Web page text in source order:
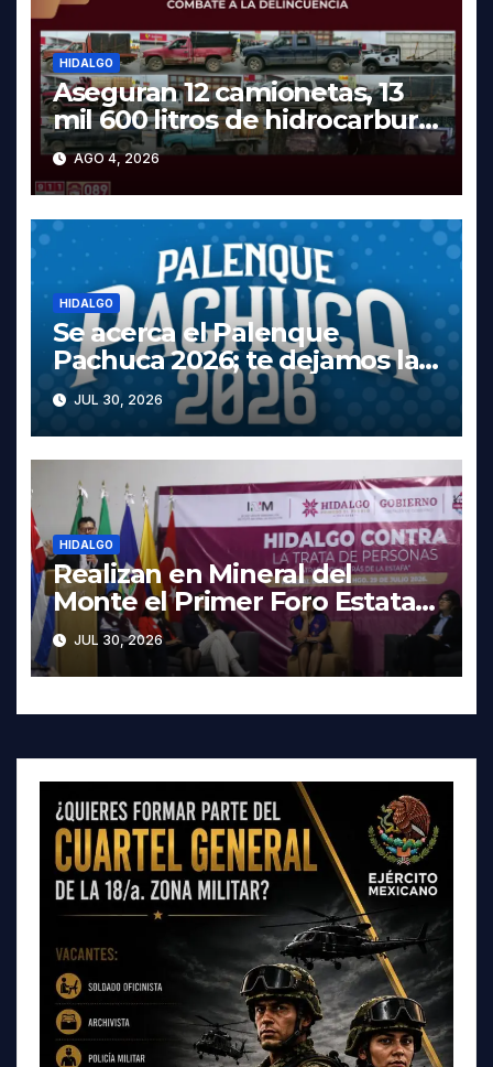
HIDALGO
Aseguran 12 camionetas, 13
mil 600 litros de hidrocarburo
y dos vehículos robados en
Tula
AGO 4, 2026
HIDALGO
Se acerca el Palenque
Pachuca 2026; te dejamos la
cartelera completa, las fechas
y los precios
JUL 30, 2026
HIDALGO
Realizan en Mineral del
Monte el Primer Foro Estatal
contra la Trata de Personas
JUL 30, 2026